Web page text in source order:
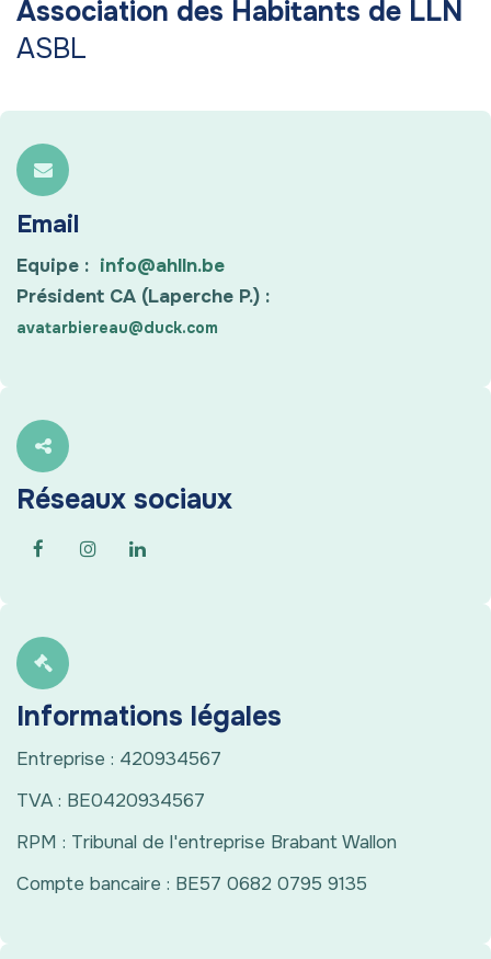
Association des Habitants de LLN
ASBL​
Email
Equipe : info@ahlln.be
Président CA (Laperche P.) :
avatarbiereau@duck.com
Réseaux sociaux
Informations légales
Entreprise : 420934567
TVA : BE0420934567
RPM : Tribunal de l'entreprise Brabant Wallon
Compte bancaire : BE57 0682 0795 9135